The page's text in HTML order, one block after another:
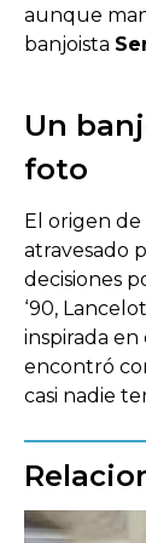
aunque
banjoista
Un
foto
El origen
atravesado
decisiones
‘90,
inspirada en
encontró
casi nadie